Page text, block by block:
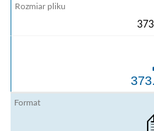
Tajwan - lista